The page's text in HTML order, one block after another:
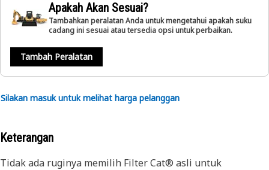
Apakah Akan Sesuai?
Tambahkan peralatan Anda untuk mengetahui apakah suku
cadang ini sesuai atau tersedia opsi untuk perbaikan.
Tambah Peralatan
Silakan masuk untuk melihat harga pelanggan
Keterangan
Tidak ada ruginya memilih Filter Cat® asli untuk